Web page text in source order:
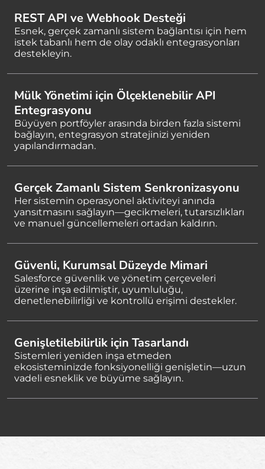
REST API ve Webhook Desteği
Esnek, gerçek zamanlı sistem bağlantısı için hem
istek tabanlı hem de olay odaklı entegrasyonları
destekleyin.
Mülk Yönetimi için Ölçeklenebilir API
Entegrasyonu
Büyüyen portföyler arasında birden fazla sistemi
bağlayın, entegrasyon stratejinizi yeniden
yapılandırmadan.
Gerçek Zamanlı Sistem Senkronizasyonu
Her sistemin operasyonel aktiviteyi anında
yansıtmasını sağlayın—gecikmeleri, tutarsızlıkları
ve manuel güncellemeleri ortadan kaldırın.
Güvenli, Kurumsal Düzeyde Mimari
Salesforce güvenlik ve yönetim çerçeveleri
üzerine inşa edilmiştir, uyumluluğu,
denetlenebilirliği ve kontrollü erişimi destekler.
Genişletilebilirlik için Tasarlandı
Sistemleri yeniden inşa etmeden
ekosisteminizde fonksiyonelliği genişletin—uzun
vadeli esneklik ve büyüme sağlayın.